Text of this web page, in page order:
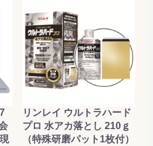
リンレイ ウルトラハード
プロ 水アカ落とし 210ｇ
（特殊研磨パット1枚付）